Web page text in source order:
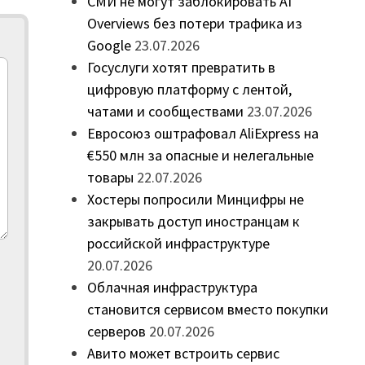
Overviews без потери трафика из
Google 23.07.2026
Госуслуги хотят превратить в
цифровую платформу с лентой,
чатами и сообществами 23.07.2026
Евросоюз оштрафовал AliExpress на
€550 млн за опасные и нелегальные
товары 22.07.2026
Хостеры попросили Минцифры не
закрывать доступ иностранцам к
российской инфраструктуре
20.07.2026
Облачная инфраструктура
становится сервисом вместо покупки
серверов 20.07.2026
Авито может встроить сервис